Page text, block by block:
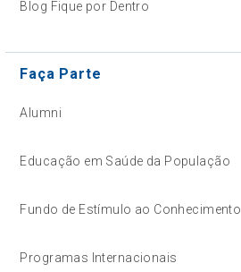
Blog Fique por Dentro
Faça Parte
Alumni
Educação em Saúde da População
Fundo de Estímulo ao Conhecimento
Programas Internacionais